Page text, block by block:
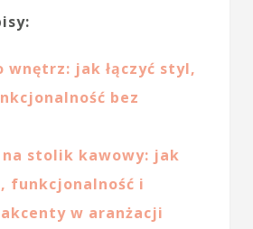
wnętrz: jak łączyć styl,
bez
na stolik kawowy: jak
funkcjonalność i
w aranżacji